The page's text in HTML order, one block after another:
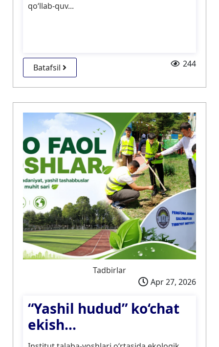
qo‘llab-quv...
Batafsil 244
Tadbirlar
Apr 27, 2026
“Yashil hudud” ko‘chat
ekish...